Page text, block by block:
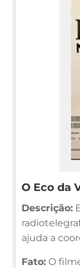
O Eco da
Descrição:
ajuda a
Fato: O